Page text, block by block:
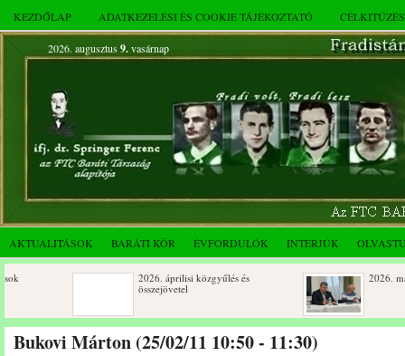
KEZDŐLAP ADATKEZELÉSI ÉS COOKIE TÁJÉKOZTATÓ
2026. augusztus 9.vasárnap
AKTUALITÁSOK BARÁTI KÖR ÉVFORDULÓK INTERJÚK
2026. áprilisi közgyűlés és
2026. márciusi
Születésnapi koszorúzások
Rendkívüli
Bukovi Márton (25/02/11 10:50 - 11:30)